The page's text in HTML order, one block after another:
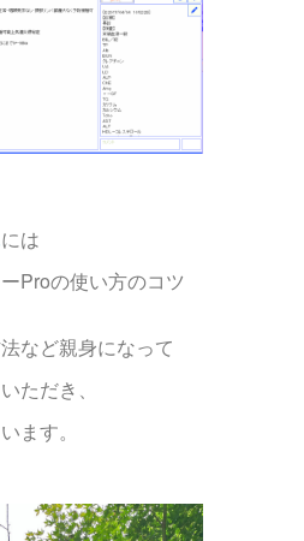
には
Proの使い方のコツ
など親身になって
ただき、
ます。